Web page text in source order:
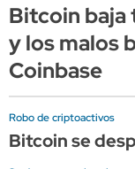
Bitcoin baja
y los malos
Coinbase
Robo de criptoactivos
Bitcoin se